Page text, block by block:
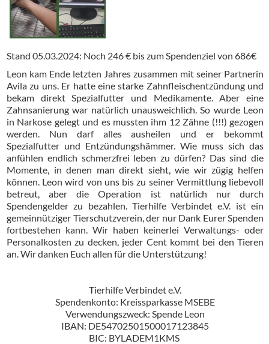
Stand 05.03.2024: Noch 246 € bis zum Spendenziel von 686€
Leon kam Ende letzten Jahres zusammen mit seiner Partnerin
Avila zu uns. Er hatte eine starke Zahnfleischentzündung und
bekam direkt Spezialfutter und Medikamente. Aber eine
Zahnsanierung war natürlich unausweichlich. So wurde Leon
in Narkose gelegt und es mussten ihm 12 Zähne (!!!) gezogen
werden. Nun darf alles ausheilen und er bekommt
Spezialfutter und Entzündungshämmer. Wie muss sich das
anfühlen endlich schmerzfrei leben zu dürfen? Das sind die
Momente, in denen man direkt sieht, wie wir zügig helfen
können. Leon wird von uns bis zu seiner Vermittlung liebevoll
betreut, aber die Operation ist natürlich nur durch
Spendengelder zu bezahlen. Tierhilfe Verbindet e.V. ist ein
gemeinnütziger Tierschutzverein, der nur Dank Eurer Spenden
fortbestehen kann. Wir haben keinerlei Verwaltungs- oder
Personalkosten zu decken, jeder Cent kommt bei den Tieren
an. Wir danken Euch allen für die Unterstützung!
Tierhilfe Verbindet e.V.
Spendenkonto: Kreissparkasse MSEBE
Verwendungszweck: Spende Leon
IBAN: DE54702501500017123845
BIC: BYLADEM1KMS